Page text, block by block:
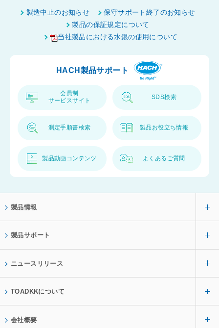
製造中止のお知らせ
保守サポート終了のお知らせ
製品の保証規定について
当社製品における水銀の使用について
HACH製品サポート
会員制
サービスサイト
SDS検索
測定手順書検索 製品お役立ち情報
製品動画コンテンツ よくあるご質問
製品情報
製品サポート
ニュースリリース
TOADKKについて
会社概要